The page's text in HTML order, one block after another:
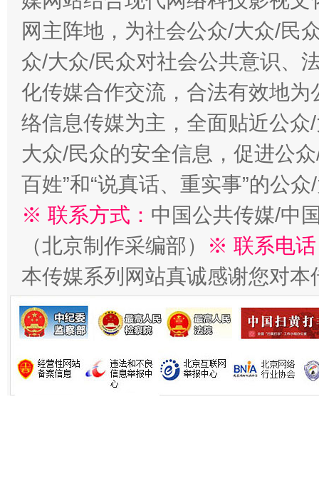
在谋一域中谋全局
今
习近平的博鳌关键词
魏明亮
网主阵地，为社会公众/大众/民
众/大众/民众对社会公共意识、
化传媒合作交流，合法有效地
络信息传媒为主，全面贴近公
大众/民众的安全信息，促进公
百姓”和“说真话、重实事”的公
※ 联系方式： 中国公共传媒/中
（北京制作采编部）
※ 联系电
本传媒系列网站真诚感谢您对